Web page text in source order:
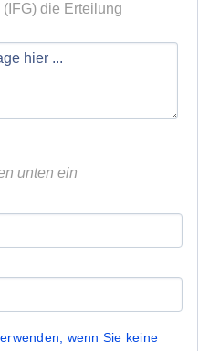
(IFG) die Erteilung
unten ein
wenn Sie keine